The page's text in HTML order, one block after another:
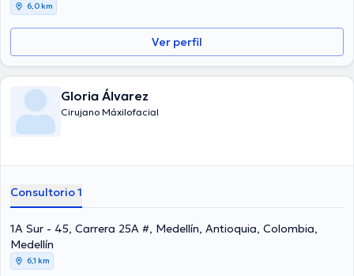
6,0 km
Ver perfil
Gloria Álvarez
Cirujano Máxilofacial
Consultorio 1
1A Sur - 45, Carrera 25A #, Medellín, Antioquia, Colombia,
Medellín
6,1 km